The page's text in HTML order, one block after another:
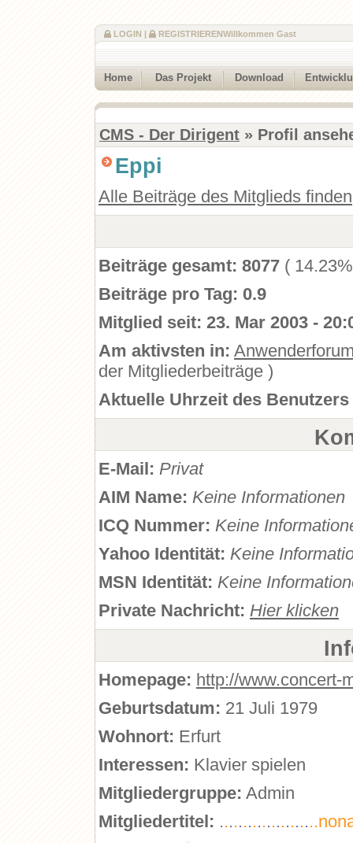
Willkommen Gast
LOGIN | REGISTRIEREN
Home Das Projekt Download
CMS - Der Dirigent » Profil
Eppi
Alle Beiträge des Mitglieds finden
Beiträge gesamt: 8077 (
Beiträge pro Tag: 0.9
Mitglied seit: 23. Mar 2003 -
Am aktivsten in:
der Mitgliederbeiträge )
Aktuelle Uhrzeit des Benutzers
E-Mail: Privat
AIM Name: Keine Informationen
ICQ Nummer: Keine
Yahoo Identität: Keine
MSN Identität: Keine
Private Nachricht: Hier klicken
Homepage: http://www.concert-
Geburtsdatum: 21 Juli 1979
Wohnort: Erfurt
Interessen: Klavier spielen
Mitgliedergruppe: Admin
Mitgliedertitel: ...................